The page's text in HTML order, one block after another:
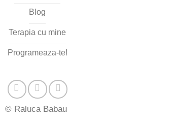
Blog
Terapia cu mine
Programeaza-te!
© Raluca Babau